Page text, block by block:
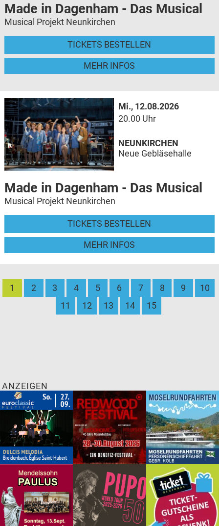
Made in Dagenham - Das Musical
Musical Projekt Neunkirchen
TICKETS BESTELLEN
MEHR INFOS
Mi., 12.08.2026
20.00 Uhr
Made in Dagenham - Das Musical
Musical Projekt Neunkirchen
TICKETS BESTELLEN
MEHR INFOS
NEUNKIRCHEN
Neue Gebläsehalle
1 2 3 4 5 6 7 8 9
10
11
12 13 14 15
ANZEIGEN